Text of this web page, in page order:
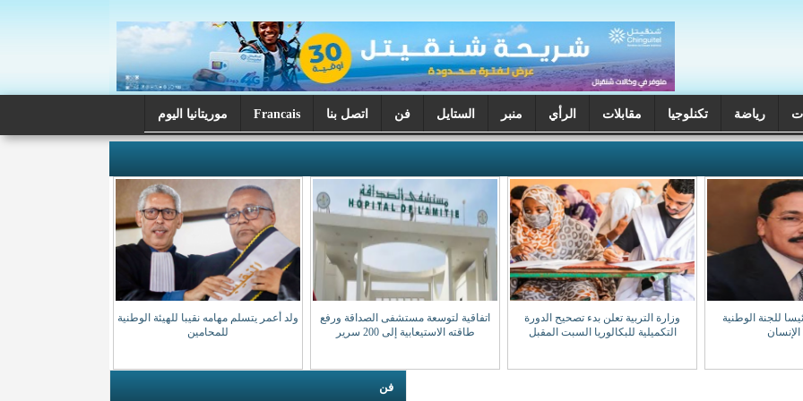
رياضة تكنلوجيا مقابلات الرأي منبر الستايل فن اتصل بنا Francais موريتانيا اليوم
للجنة الوطنية
وزارة التربية تعلن بدء تصحيح الدورة
التكميلية للبكالوريا السبت المقبل
اتفاقية لتوسعة مستشفى الصداقة ورفع
طاقته الاستيعابية إلى 200 سرير
ولد أعمر يتسلم مهامه نقيبا للهيئة الوطنية
للمحامين
فن